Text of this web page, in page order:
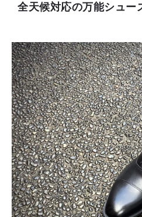
全天候対応の万能シュー